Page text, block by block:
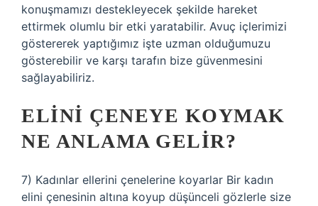
konuşmamızı destekleyecek şekilde hareket
ettirmek olumlu bir etki yaratabilir. Avuç içlerimizi
göstererek yaptığımız işte uzman olduğumuzu
gösterebilir ve karşı tarafın bize güvenmesini
sağlayabiliriz.
ELINI ÇENEYE KOYMAK
NE ANLAMA GELIR?
7) Kadınlar ellerini çenelerine koyarlar Bir kadın
elini çenesinin altına koyup düşünceli gözlerle size